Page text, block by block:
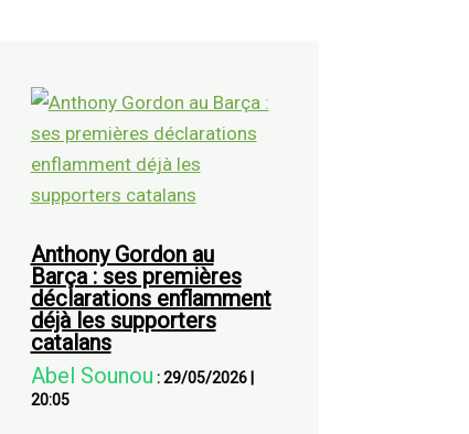
Anthony Gordon au
Barça : ses premières
déclarations enflamment
déjà les supporters
catalans
Abel Sounou :29/05/2026|
20:05